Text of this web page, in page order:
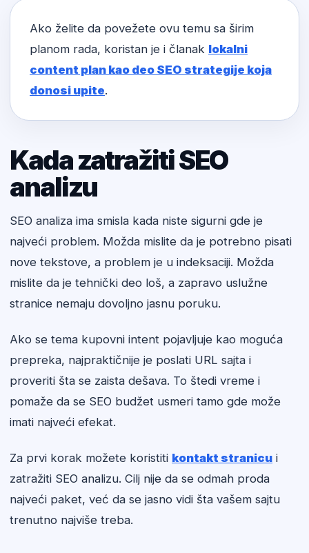
Ako želite da povežete ovu temu sa širim
planom rada, koristan je i članak lokalni
content plan kao deo SEO strategije koja
donosi upite.
Kada zatražiti SEO
analizu
SEO analiza ima smisla kada niste sigurni gde je
najveći problem. Možda mislite da je potrebno pisati
nove tekstove, a problem je u indeksaciji. Možda
mislite da je tehnički deo loš, a zapravo uslužne
stranice nemaju dovoljno jasnu poruku.
Ako se tema kupovni intent pojavljuje kao moguća
prepreka, najpraktičnije je poslati URL sajta i
proveriti šta se zaista dešava. To štedi vreme i
pomaže da se SEO budžet usmeri tamo gde može
imati najveći efekat.
Za prvi korak možete koristiti kontakt stranicu i
zatražiti SEO analizu. Cilj nije da se odmah proda
najveći paket, već da se jasno vidi šta vašem sajtu
trenutno najviše treba.